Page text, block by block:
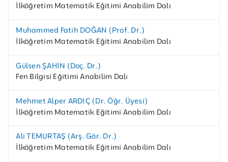
İlköğretim Matematik Eğitimi Anabilim Dalı
Muhammed Fatih DOĞAN (Prof. Dr.)
İlköğretim Matematik Eğitimi Anabilim Dalı
Gülsen ŞAHİN (Doç. Dr.)
Fen Bilgisi Eğitimi Anabilim Dalı
Mehmet Alper ARDIÇ (Dr. Öğr. Üyesi)
İlköğretim Matematik Eğitimi Anabilim Dalı
Ali TEMURTAŞ (Arş. Gör. Dr.)
İlköğretim Matematik Eğitimi Anabilim Dalı